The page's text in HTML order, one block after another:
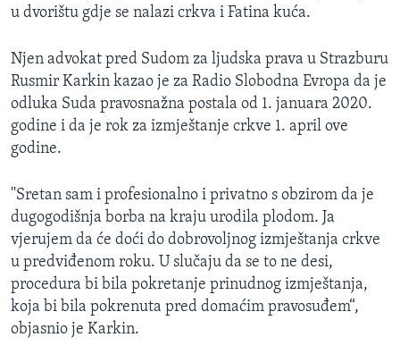
u dvorištu gdje se nalazi crkva i Fatina kuća.
Njen advokat pred Sudom za ljudska prava u Strazburu
Rusmir Karkin kazao je za Radio Slobodna Evropa da je
odluka Suda pravosnažna postala od 1. januara 2020.
godine i da je rok za izmještanje crkve 1. april ove
godine.
''Sretan sam i profesionalno i privatno s obzirom da je
dugogodišnja borba na kraju urodila plodom. Ja
vjerujem da će doći do dobrovoljnog izmještanja crkve
u predviđenom roku. U slučaju da se to ne desi,
procedura bi bila pokretanje prinudnog izmještanja,
koja bi bila pokrenuta pred domaćim pravosuđem“,
objasnio je Karkin.